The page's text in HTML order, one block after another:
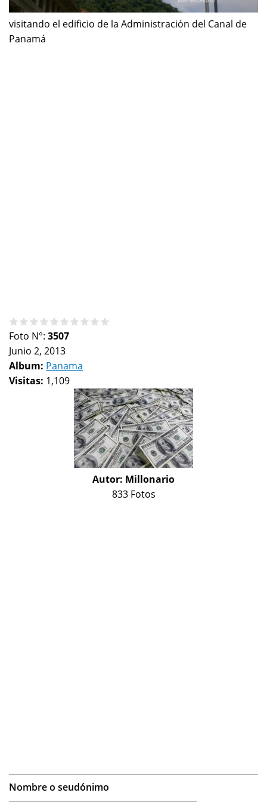
visitando el edificio de la Administración del Canal de
Panamá
Foto N°: 3507
Junio 2, 2013
Album: Panama
Visitas: 1,109
Autor: Millonario
833 Fotos
Nombre o seudónimo